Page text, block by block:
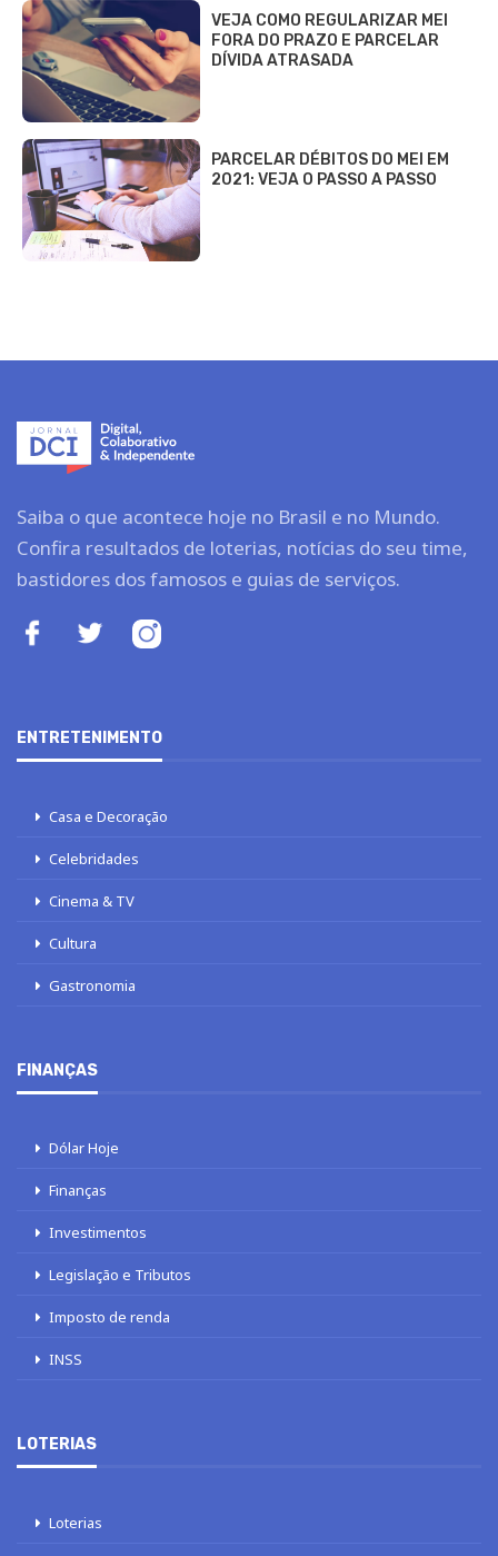
VEJA COMO REGULARIZAR MEI
FORA DO PRAZO E PARCELAR
DÍVIDA ATRASADA
PARCELAR DÉBITOS DO MEI EM
2021: VEJA O PASSO A PASSO
Saiba o que acontece hoje no Brasil e no Mundo.
Confira resultados de loterias, notícias do seu time,
bastidores dos famosos e guias de serviços.
ENTRETENIMENTO
Casa e Decoração
Celebridades
Cinema & TV
Cultura
Gastronomia
FINANÇAS
Dólar Hoje
Finanças
Investimentos
Legislação e Tributos
Imposto de renda
INSS
LOTERIAS
Loterias